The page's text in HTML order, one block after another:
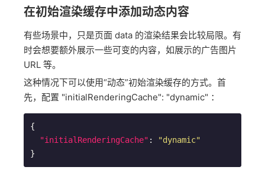
在初始渲染缓存中添加动态内容
有些场景中，只是页面 data 的渲染结果会比较局限。有
时会想要额外展示一些可变的内容，如展示的广告图片
URL 等。
这种情况下可以使用“动态”初始渲染缓存的方式。首
先，配置 "initialRenderingCache": "dynamic" ：
{
"initialRenderingCache" :
"dynamic"